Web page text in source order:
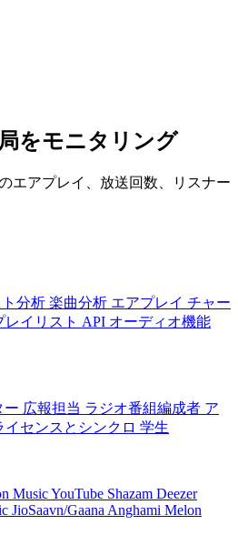
をモニタリング
エアプレイ、放送回数、リスナー
分析 楽曲分析 エアプレイ チャー
レイリスト API オーディオ機能
ー 広報担当 ラジオ番組編成者 ア
イセンスとシンクロ 学生
MusicYouTube Shazam Deezer
JioSaavn/Gaana Anghami Melon